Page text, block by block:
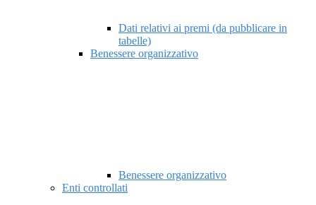
Dati relativi ai premi (da pubblicare in
tabelle)
Benessere organizzativo
Benessere organizzativo
Enti controllati